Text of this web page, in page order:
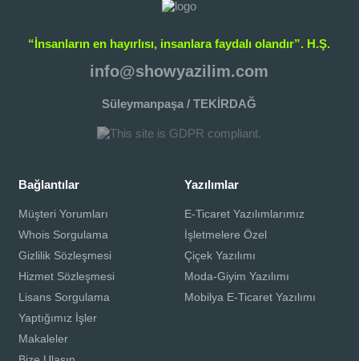
“İnsanların en hayırlısı, insanlara faydalı olandır”. H.Ş.
info@showyazilim.com
Süleymanpaşa / TEKİRDAĞ
Bağlantılar
Müşteri Yorumları
Whois Sorgulama
Gizlilik Sözleşmesi
Hizmet Sözleşmesi
Lisans Sorgulama
Yaptığımız İşler
Makaleler
Yazılımlar
E-Ticaret Yazılımlarımız
İşletmelere Özel
Çiçek Yazılımı
Moda-Giyim Yazılımı
Mobilya E-Ticaret Yazılımı